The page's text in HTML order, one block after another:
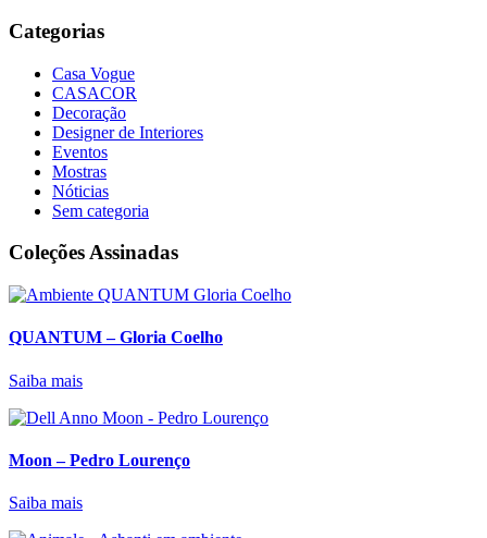
Categorias
Casa Vogue
CASACOR
Decoração
Designer de Interiores
Eventos
Mostras
Nóticias
Sem categoria
Coleções Assinadas
QUANTUM – Gloria Coelho
Saiba mais
Moon – Pedro Lourenço
Saiba mais